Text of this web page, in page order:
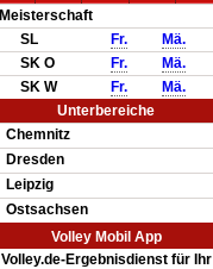
Meisterschaft
SL
Fr.
Mä.
SK O
Fr.
Mä.
SK W
Fr.
Mä.
Unterbereiche
Chemnitz
Dresden
Leipzig
Ostsachsen
Volley Mobil App
Volley.de-Ergebnisdienst für Ihr